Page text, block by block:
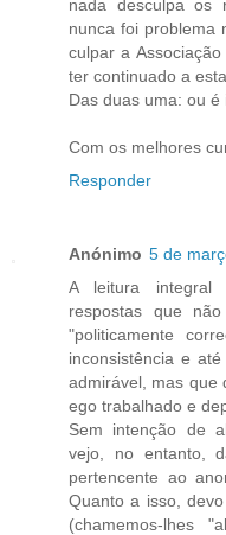
nada desculpa os
nunca foi problema
culpar a
ter continuado a
Das duas uma: ou
Com os melhores
Responder
Anónimo 5 de
A leitura integral
respostas que
"politicamente
inconsistência e
admirável, mas que
ego trabalhado e
Sem intenção de
vejo, no entanto,
pertencente ao
Quanto a isso,
(chamemos-lhes